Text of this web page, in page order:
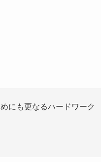
にも更なるハードワーク